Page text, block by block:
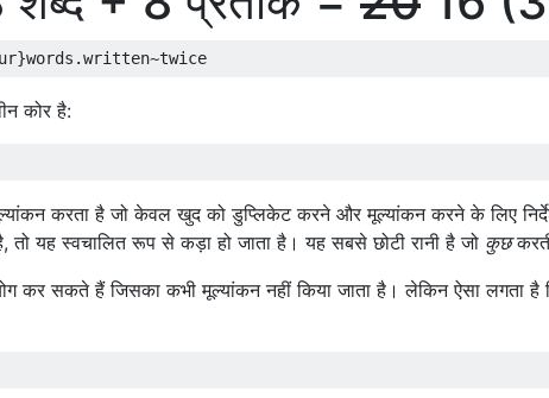
कोर है:
करता है जो केवल खुद को डुप्लिकेट करने और मूल्यांकन करने के लिए
तो यह स्वचालित रूप से कड़ा हो जाता है। यह सबसे छोटी रानी है जो कुछ
कर सकते हैं जिसका कभी मूल्यांकन नहीं किया जाता है। लेकिन ऐसा लगता है